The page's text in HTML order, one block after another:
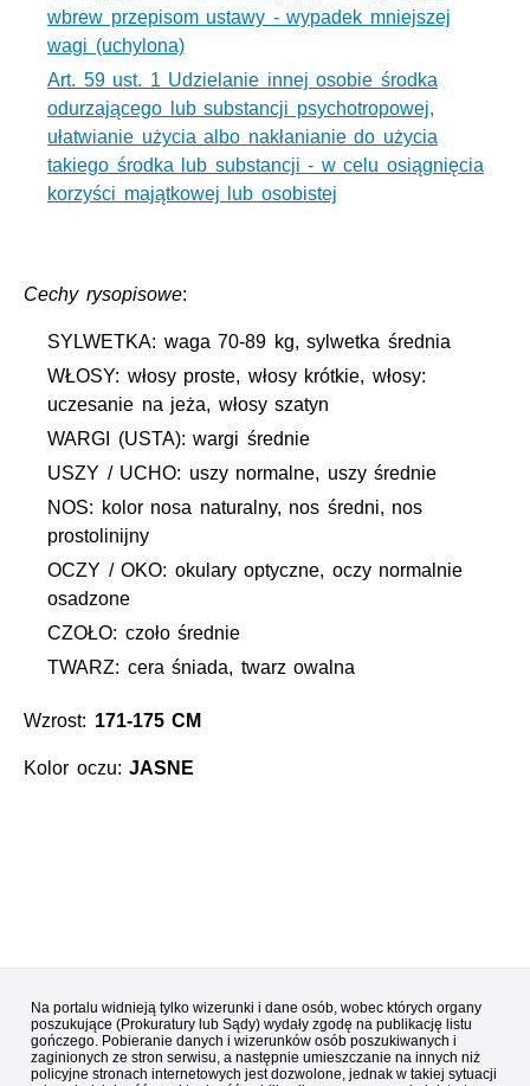
wbrew przepisom ustawy - wypadek mniejszej
wagi (uchylona)
Art. 59 ust. 1 Udzielanie innej osobie środka
odurzającego lub substancji psychotropowej,
ułatwianie użycia albo nakłanianie do użycia
takiego środka lub substancji - w celu osiągnięcia
korzyści majątkowej lub osobistej
Cechy rysopisowe:
SYLWETKA: waga 70-89 kg, sylwetka średnia
WŁOSY: włosy proste, włosy krótkie, włosy:
uczesanie na jeża, włosy szatyn
WARGI (USTA): wargi średnie
USZY / UCHO: uszy normalne, uszy średnie
NOS: kolor nosa naturalny, nos średni, nos
prostolinijny
OCZY / OKO: okulary optyczne, oczy normalnie
osadzone
CZOŁO: czoło średnie
TWARZ: cera śniada, twarz owalna
Wzrost: 171-175 CM
Kolor oczu:JASNE
Na portalu widnieją tylko wizerunki i dane osób, wobec których organy
poszukujące (Prokuratury lub Sądy) wydały zgodę na publikację listu
gończego. Pobieranie danych i wizerunków osób poszukiwanych i
zaginionych ze stron serwisu, a następnie umieszczanie na innych niż
policyjne stronach internetowych jest dozwolone, jednak w takiej sytuacji